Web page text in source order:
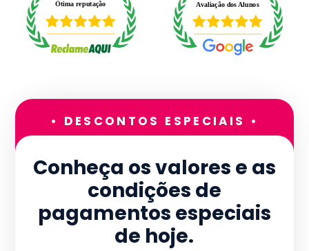
• DESCONTOS ESPECIAIS •
Conheça os valores e as
condições de
pagamentos especiais
de hoje.